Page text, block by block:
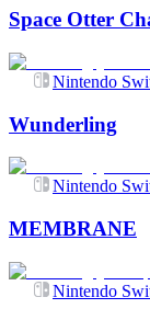
Space Otter
Nintendo
Wunderling
Nintendo
MEMBRANE
Nintendo